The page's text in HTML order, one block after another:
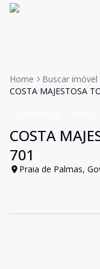
Home
Buscar imóvel
COSTA MAJESTOSA
COSTA
701
Praia de Palmas,